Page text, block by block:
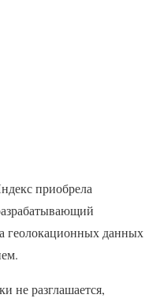
приобрела
геолокационных данных
не разглашается,